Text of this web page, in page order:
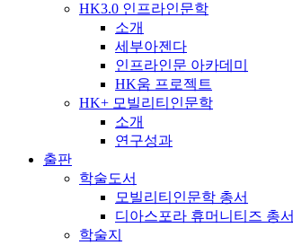
HK3.0 인프라인문학
소개
세부아젠다
인프라인문 아카데미
HK움 프로젝트
HK+ 모빌리티인문학
소개
연구성과
출판
학술도서
모빌리티인문학 총서
디아스포라 휴머니티즈 총서
학술지